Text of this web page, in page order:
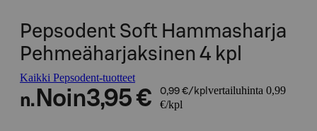
Pepsodent Soft Hammasharja
Pehmeäharjaksinen 4 kpl
Kaikki Pepsodent-tuotteet
n. Noin3,95 € 0,99 €/kpl vertailuhinta 0,99
€/kpl